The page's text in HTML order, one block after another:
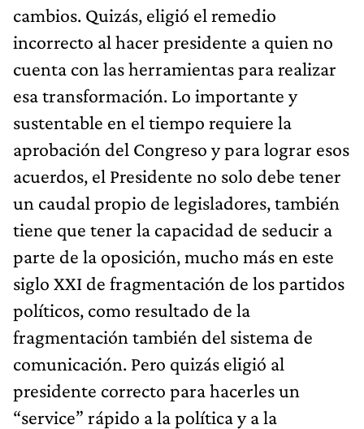
cambios. Quizás, eligió el remedio
incorrecto al hacer presidente a quien no
cuenta con las herramientas para realizar
esa transformación. Lo importante y
sustentable en el tiempo requiere la
aprobación del Congreso y para lograr esos
acuerdos, el Presidente no solo debe tener
un caudal propio de legisladores, también
tiene que tener la capacidad de seducir a
parte de la oposición, mucho más en este
siglo XXI de fragmentación de los partidos
políticos, como resultado de la
fragmentación también del sistema de
comunicación. Pero quizás eligió al
presidente correcto para hacerles un
“service” rápido a la política y a la